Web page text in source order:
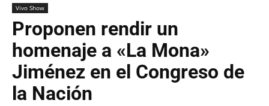
Vivo Show
Proponen rendir un
homenaje a «La Mona»
Jiménez en el Congreso de
la Nación